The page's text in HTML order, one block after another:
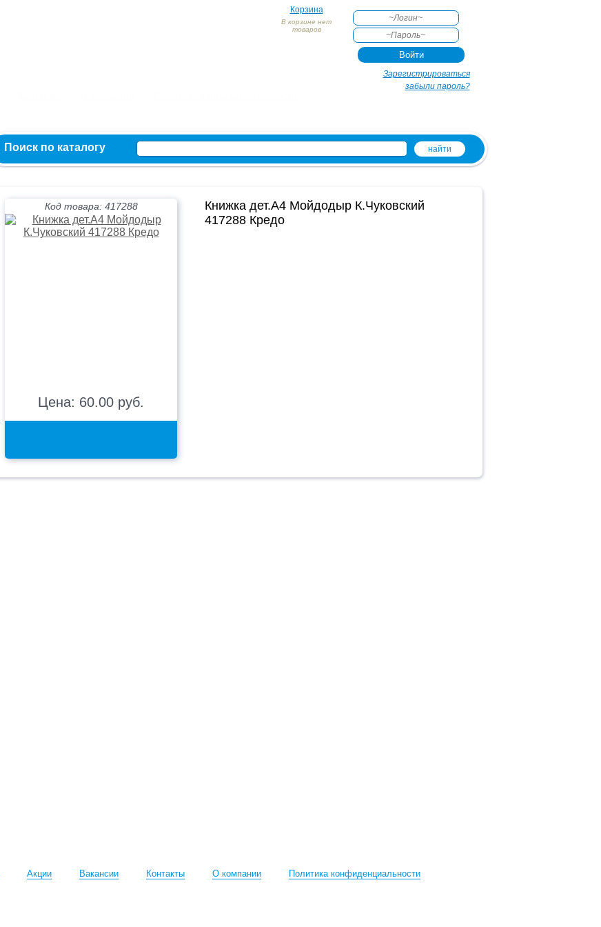
Корзина
В корзине нет
товаров
Зарегистрироваться
забыли пароль?
Поиск по каталогу
Код товара: 417288
Цена: 60.00 руб.
Книжка дет.А4 Мойдодыр К.Чуковский
417288 Кредо
Акции Вакансии Контакты О компании Политика конфиденциальности